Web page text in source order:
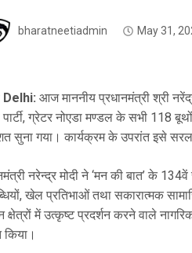
bharatneetiadmin May 31,
Delhi: आज माननीय प्रधानमंत्री श्री
ग्रेटर नोएडा मण्डल के सभी 118
सुना गया। कार्यक्रम के उपरांत इसे
नरेन्द्र मोदी ने ‘मन की बात’ के
खेल प्रतिभाओं तथा सकारात्मक
क्षेत्रों में उत्कृष्ट प्रदर्शन करने वाले
किया।